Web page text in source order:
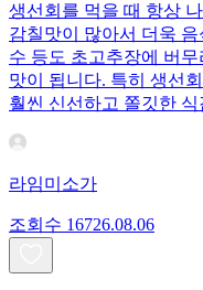
생선회를 먹을 때 항상
감칠맛이 많아서 더욱
수 등도 초고추장에 버
맛이 됩니다. 특히 생선
훨씬 신선하고 쫄깃한
라임미소가
조회수 16726.08.06